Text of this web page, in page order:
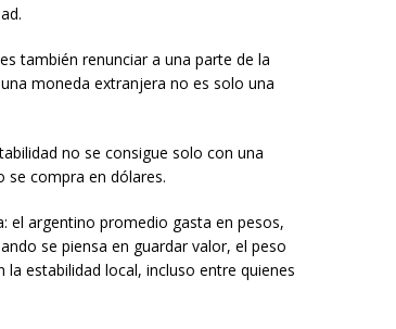
también renunciar a una parte de la
moneda extranjera no es solo una
no se consigue solo con una
se compra en dólares.
el argentino promedio gasta en pesos,
se piensa en guardar valor, el peso
estabilidad local, incluso entre quienes